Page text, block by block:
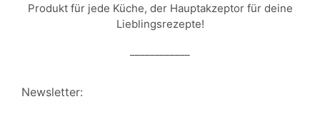
Produkt für jede Küche, der Hauptakzeptor für deine
Lieblingsrezepte!
Newsletter: